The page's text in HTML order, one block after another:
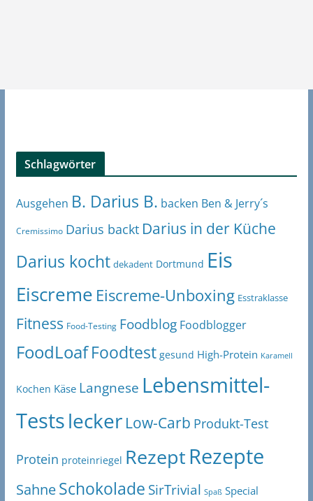
Schlagwörter
Ausgehen B. Darius B. backen Ben & Jerry´s
Cremissimo Darius backt Darius in der Küche
Darius kocht dekadent Dortmund Eis
Eiscreme Eiscreme-Unboxing Esstraklasse
Fitness Food-Testing Foodblog Foodblogger
FoodLoaf Foodtest gesund High-Protein Karamell
Kochen Käse Langnese Lebensmittel-
Testslecker Low-Carb Produkt-Test
Protein proteinriegel RezeptRezepte
SahneSchokolade SirTrivial Spaß Special